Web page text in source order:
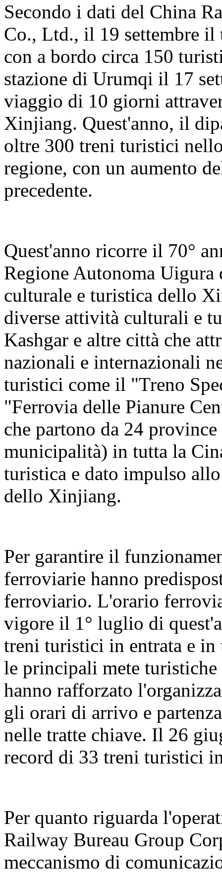
Secondo i dati del China
Co., Ltd., il 19 settembre
con a bordo circa 150
stazione di Urumqi il 17
viaggio di 10 giorni
Xinjiang. Quest'anno, il
oltre 300 treni turistici
regione, con un aumento
precedente.
Quest'anno ricorre il 70°
Regione Autonoma
culturale e turistica dello
diverse attività culturali e
Kashgar e altre città che
nazionali e internazionali
turistici come il "Treno
"Ferrovia delle Pianure
che partono da 24
municipalità) in tutta la
turistica e dato impulso
dello Xinjiang.
Per garantire il
ferroviarie hanno
ferroviario. L'orario
vigore il 1° luglio di
treni turistici in entrata e
le principali mete
hanno rafforzato
gli orari di arrivo e
nelle tratte chiave. Il 26
record di 33 treni turistici
Per quanto riguarda
Railway Bureau Group
meccanismo di